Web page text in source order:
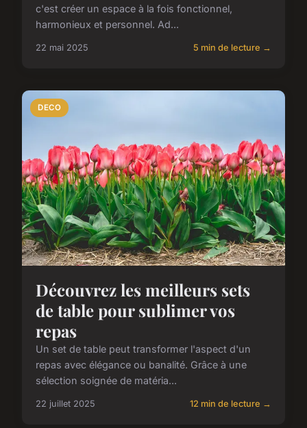
c'est créer un espace à la fois fonctionnel,
harmonieux et personnel. Ad...
22 mai 2025 5 min de lecture →
DECO
Découvrez les meilleurs sets
de table pour sublimer vos
repas
Un set de table peut transformer l'aspect d'un
repas avec élégance ou banalité. Grâce à une
sélection soignée de matéria...
22 juillet 2025 12 min de lecture →